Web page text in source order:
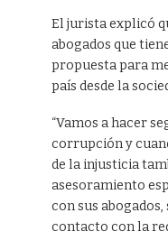
El jurista explicó
abogados que
propuesta para
país desde la
“Vamos a hacer
corrupción y
de la injusticia
asesoramiento
con sus abogados,
contacto con la